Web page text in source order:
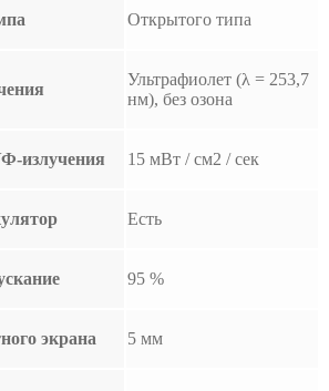
Открытого типа
Ультрафиолет (λ = 253,7
нм), без озона
излучения 15 мВт / см2 / сек
Есть
95 %
экрана 5 мм